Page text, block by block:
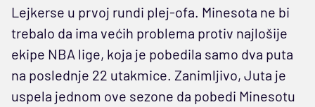
Lejkerse u prvoj rundi plej-ofa. Minesota ne bi
trebalo da ima većih problema protiv najlošije
ekipe NBA lige, koja je pobedila samo dva puta
na poslednje 22 utakmice. Zanimljivo, Juta je
uspela jednom ove sezone da pobedi Minesotu